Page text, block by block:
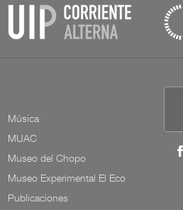
Música
MUAC
Museo del Chopo
Museo Experimental El Eco
Publicaciones